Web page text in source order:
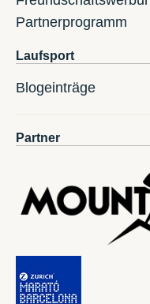
Partnerprogramm
Laufsport
Blogeinträge
Partner